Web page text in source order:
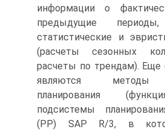
информации о
предыдущие периоды,
статистические и
(расчеты сезонных
расчеты по трендам).
являются методы
планирования
подсистемы
(PP) SAP R/3, в